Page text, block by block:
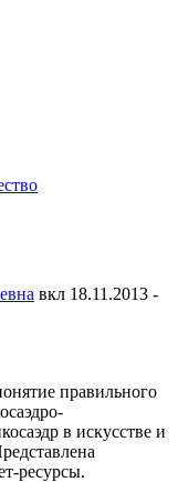
вкл 18.11.2013 -
правильного
в искусстве и
ресурсы.